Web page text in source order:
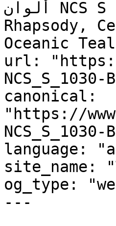
ألوان NCS S 1030-B50G, NCS S 1030-B50G, Sweet
Rhapsody,
Oceanic
url:
NCS_S_1030-
canonical:
"https://
NCS_S_1030-
language:
site_name:
og_type:
---